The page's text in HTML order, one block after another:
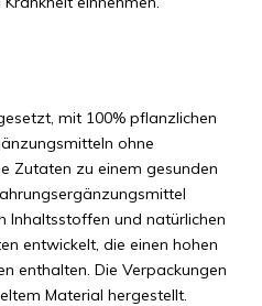
mit 100% pflanzlichen
ohne
Zutaten zu einem gesunden
Inhaltsstoffen und natürlichen
entwickelt, die einen hohen
enthalten. Die Verpackungen
Material hergestellt.